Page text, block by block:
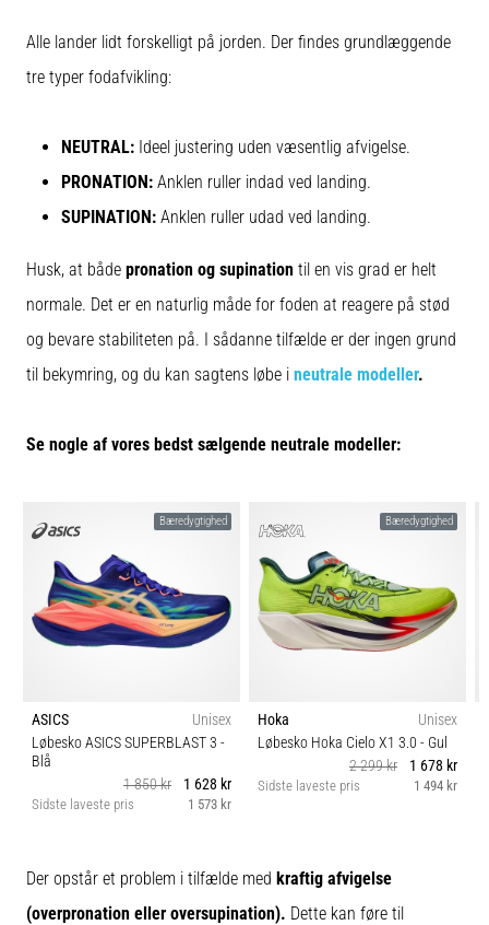
Alle lander lidt forskelligt på jorden. Der findes grundlæggende
tre typer fodafvikling:
NEUTRAL: Ideel justering uden væsentlig afvigelse.
PRONATION: Anklen ruller indad ved landing.
SUPINATION: Anklen ruller udad ved landing.
Husk, at både pronation og supination til en vis grad er helt
normale. Det er en naturlig måde for foden at reagere på stød
og bevare stabiliteten på. I sådanne tilfælde er der ingen grund
til bekymring, og du kan sagtens løbe i neutrale modeller.
Se nogle af vores bedst sælgende neutrale modeller:
Bæredygtighed
ASICS
Unisex
Løbesko ASICS SUPERBLAST 3 -
Blå
1 850 kr
1 628 kr
Sidste laveste pris 1 573 kr
Bæredygtighed
Hoka
Unisex
Løbesko Hoka Cielo X1 3.0 - Gul
2 299 kr
1 678 kr
Sidste laveste pris 1 494 kr
Der opstår et problem i tilfælde med kraftig afvigelse
(overpronation eller oversupination). Dette kan føre til